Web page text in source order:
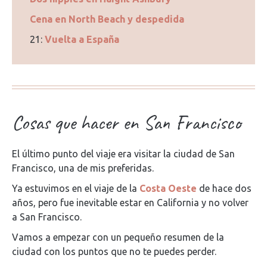
Cena en North Beach y despedida
21: Vuelta a España
Cosas que hacer en San Francisco
El último punto del viaje era visitar la ciudad de San
Francisco, una de mis preferidas.
Ya estuvimos en el viaje de la Costa Oeste de hace dos
años, pero fue inevitable estar en California y no volver
a San Francisco.
Vamos a empezar con un pequeño resumen de la
ciudad con los puntos que no te puedes perder.